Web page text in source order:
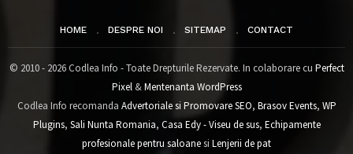
HOME DESPRE NOI SITEMAP CONTACT
© 2010 - 2026 Codlea Info - Toate Drepturile Rezervate. In colaborare cu Perfect
Pixel&Mentenanta WordPress
Codlea Info recomanda Advertoriale si Promovare SEO, Brasov Events, WP
Plugins, Sali Nunta Romania, Casa Edy - Viseu de sus, Echipamente
profesionale pentru saloanesi Lenjerii de pat